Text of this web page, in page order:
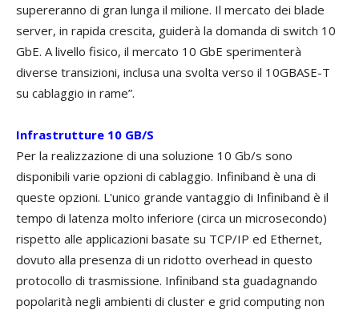
supereranno di gran lunga il milione. Il mercato dei blade
server, in rapida crescita, guiderà la domanda di switch 10
GbE. A livello fisico, il mercato 10 GbE sperimenterà
diverse transizioni, inclusa una svolta verso il 10GBASE-T
su cablaggio in rame”.
Infrastrutture 10 GB/S
Per la realizzazione di una soluzione 10 Gb/s sono
disponibili varie opzioni di cablaggio. Infiniband è una di
queste opzioni. L'unico grande vantaggio di Infiniband è il
tempo di latenza molto inferiore (circa un microsecondo)
rispetto alle applicazioni basate su TCP/IP ed Ethernet,
dovuto alla presenza di un ridotto overhead in questo
protocollo di trasmissione. Infiniband sta guadagnando
popolarità negli ambienti di cluster e grid computing non